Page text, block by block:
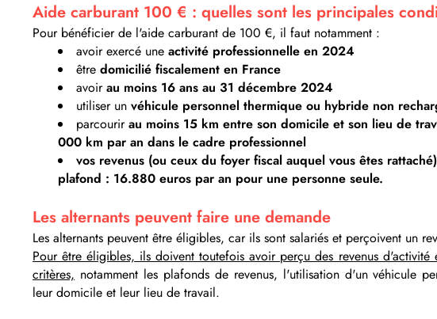
Aide carburant 100 € : quelles sont les principales
Pour bénéficier de l'aide carburant de 100 €, il faut notamment :
avoir exercé une activité professionnelle en 2024
être domicilié fiscalement en France
avoirau moins 16 ans au 31 décembre 2024
utiliser un véhicule personnel thermique ou hybride non
parcourirau moins 15 km entre son domicile et son lieu de
000 km par an dans le cadre professionnel
vos revenus (ou ceux du foyer fiscal auquel vous êtes
plafond : 16.880 euros par an pour une personne seule.
Les alternants peuvent faire une demande
Les alternants peuvent être éligibles, car ils sont salariés et perçoivent un
Pour être éligibles, ils doivent toutefois avoir perçu des revenus
critères, notamment les plafonds de revenus, l'utilisation d'un véhicule
leur domicile et leur lieu de travail.